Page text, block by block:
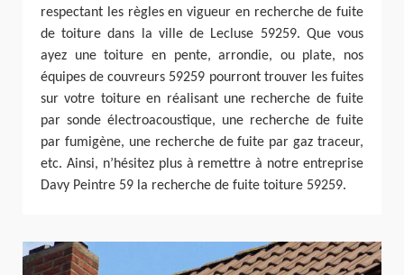
respectant les règles en vigueur en recherche de fuite
de toiture dans la ville de Lecluse 59259. Que vous
ayez une toiture en pente, arrondie, ou plate, nos
équipes de couvreurs 59259 pourront trouver les fuites
sur votre toiture en réalisant une recherche de fuite
par sonde électroacoustique, une recherche de fuite
par fumigène, une recherche de fuite par gaz traceur,
etc. Ainsi, n’hésitez plus à remettre à notre entreprise
Davy Peintre 59 la recherche de fuite toiture 59259.